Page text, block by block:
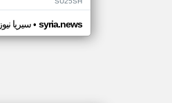
سيريا نيوز• syria.news